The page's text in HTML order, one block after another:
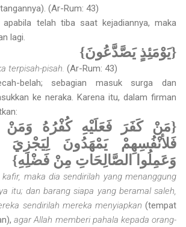
(Ar-Rum: 43)
telah tiba saat kejadiannya, maka
lagi.
{يَوْمَئِذٍ يَصَّدَّعُونَ}
terpisah-pisah. (Ar-Rum: 43)
belah; sebagian masuk surga dan
ke neraka. Karena itu, dalam firman
{مَنْ كَفَرَ فَعَلَيْهِ كُفْرُهُ وَمَنْ
فَلأنْفُسِهِمْ يَمْهَدُونَ لِيَجْزِيَ
وَعَمِلُوا الصَّالِحَاتِ مِنْ فَضْلِهِ}
maka dia sendirilah yang menanggung
itu; dan barang siapa yang beramal saleh,
sendirilah mereka menyiapkan (tempat
agar Allah memberi pahala kepada orang-